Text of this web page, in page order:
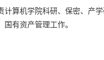
计算机学院科研、保密、产
国有资产管理工作。